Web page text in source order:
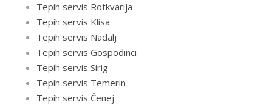
Tepih servis Rotkvarija
Tepih servis Klisa
Tepih servis Nadalj
Tepih servis Gospođinci
Tepih servis Sirig
Tepih servis Temerin
Tepih servis Čenej